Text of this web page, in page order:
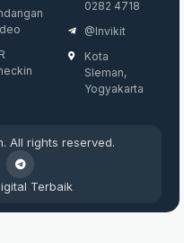
0282 4718
@invikit
Kota
Sleman,
Yogyakarta
All rights reserved.
Terbaik